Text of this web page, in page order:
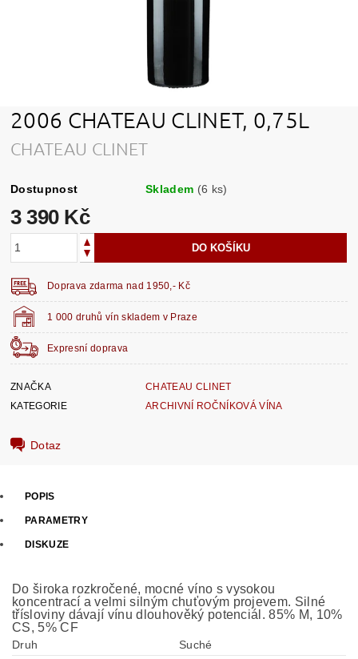
2006 CHATEAU CLINET, 0,75L
CHATEAU CLINET
Dostupnost Skladem (6 ks)
3 390 Kč
1 000 druhů vín skladem v Praze
Expresní doprava
Doprava zdarma nad 1950,- Kč
ZNAČKA
CHATEAU CLINET
KATEGORIE
ARCHIVNÍ ROČNÍKOVÁ VÍNA
Dotaz
POPIS
PARAMETRY
DISKUZE
Do široka rozkročené, mocné víno s vysokou
koncentrací a velmi silným chuťovým projevem. Silné
třísloviny dávají vínu dlouhověký potenciál. 85% M, 10%
CS, 5% CF
Druh
Suché